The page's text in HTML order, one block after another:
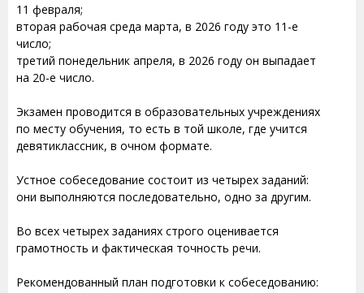
11 февраля;
вторая рабочая среда марта, в 2026 году это 11-е
число;
третий понедельник апреля, в 2026 году он выпадает
на 20-е число.
Экзамен проводится в образовательных учреждениях
по месту обучения, то есть в той школе, где учится
девятиклассник, в очном формате.
Устное собеседование состоит из четырех заданий:
они выполняются последовательно, одно за другим.
Во всех четырех заданиях строго оценивается
грамотность и фактическая точность речи.
Рекомендованный план подготовки к собеседованию: